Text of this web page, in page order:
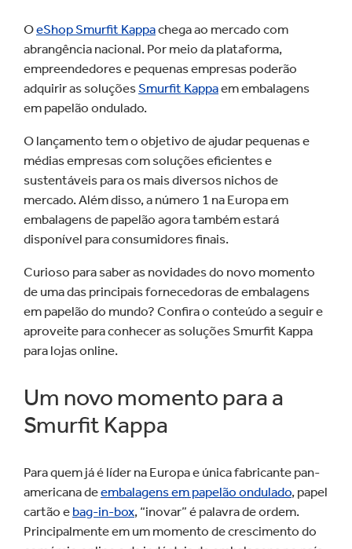
OeShop Smurfit Kappachega ao mercado com
abrangência nacional. Por meio da plataforma,
empreendedores e pequenas empresas poderão
adquirir as soluções Smurfit Kappaem embalagens
em papelão ondulado.
O lançamento tem o objetivo de ajudar pequenas e
médias empresas com soluções eficientes e
sustentáveis para os mais diversos nichos de
mercado. Além disso, a número 1 na Europa em
embalagens de papelão agora também estará
disponível para consumidores finais.
Curioso para saber as novidades do novo momento
de uma das principais fornecedoras de embalagens
em papelão do mundo? Confira o conteúdo a seguir e
aproveite para conhecer as soluções Smurfit Kappa
para lojas online.
Um novo momento para a
Smurfit Kappa
Para quem já é líder na Europa e única fabricante pan-
americana deembalagens em papelão ondulado, papel
cartão e bag-in-box, “inovar” é palavra de ordem.
Principalmente em um momento de crescimento do